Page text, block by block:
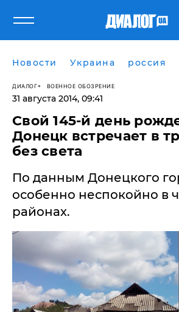
Новости Украина россия
ДИАЛОГ ВОЕННОЕ ОБОЗРЕНИЕ
31 августа 2014, 09:41
Свой 145-й день
Донецк встречает в
без света
По данным Донецкого
особенно неспокойно в
районах.